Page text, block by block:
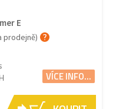
E
prodejně)
VÍCE INFO...